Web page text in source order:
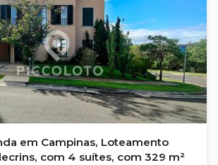
em Campinas, Loteamento
com 4 suítes, com 329 m²